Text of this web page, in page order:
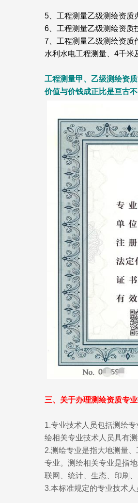
5、工程测量乙级测绘资质
6、工程测量乙级测绘资质
7、工程测量乙级测绘资质
水利水电工程测量、4千米
工程测量甲、乙级测绘资
价值与价钱成正比是亘古不
三、关于办理测绘资质专
1.专业技术人员包括测绘
绘相关专业技术人员具有
2.测绘专业是指大地测量
专业。测绘相关专业是指
联网、统计、生态、印刷
3.本标准规定的专业技术